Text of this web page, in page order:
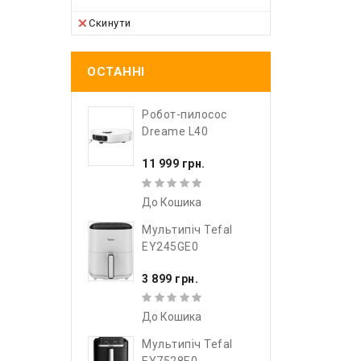
Скинути
ОСТАННІ
Робот-пилосос
Dreame L40
11 999 грн.
До Кошика
Мультипіч Tefal
EY245GE0
3 899 грн.
До Кошика
Мультипіч Tefal